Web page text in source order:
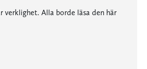
verklighet. Alla borde läsa den här